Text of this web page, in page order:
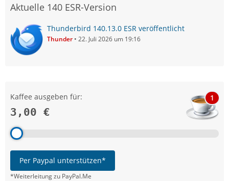
Aktuelle 140 ESR-Version
Thunderbird 140.13.0 ESR veröffentlicht
Thunder 22. Juli 2026 um 19:16
Kaffee ausgeben für:
3,00 €
1
Per Paypal unterstützen*
*Weiterleitung zu PayPal.Me